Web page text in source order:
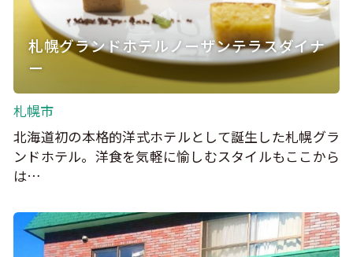
札幌グランドホテルノーザンテラスダイナ
ー
札幌市
北海道初の本格的洋式ホテルとして誕生した札幌グラ
ンドホテル。洋食を気軽に愉しむスタイルもここから
は…